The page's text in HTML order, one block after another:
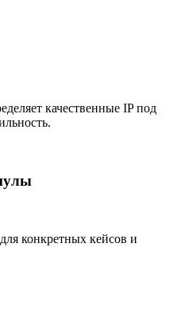
качественные IP под
конкретных кейсов и